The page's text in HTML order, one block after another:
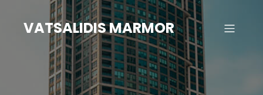
springenVATSALIDIS MARMOR